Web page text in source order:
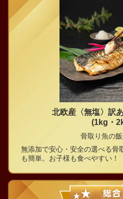
北欧産〈無塩〉訳
(1kg・
骨取り魚の
無添加で安心・安全の選べる骨
も簡単。お子様も食べやすい！